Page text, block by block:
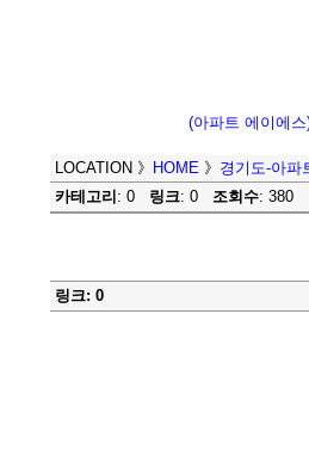
(아파트 에이에스
LOCATION 》 HOME 》 경기도-아파
카테고리 : 0 링크: 0 조회수: 380
링크: 0